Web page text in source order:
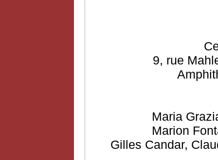
9, rue
Maria
Marion
Gilles Candar,